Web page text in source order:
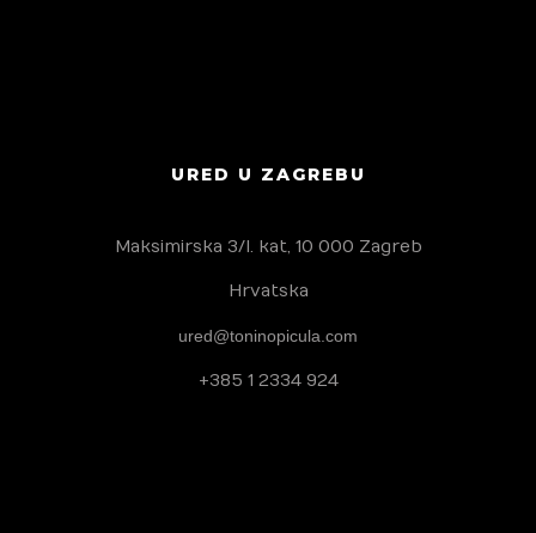
URED U ZAGREBU
Maksimirska 3/I. kat, 10 000 Zagreb
Hrvatska
ured@toninopicula.com
+385 1 2334 924